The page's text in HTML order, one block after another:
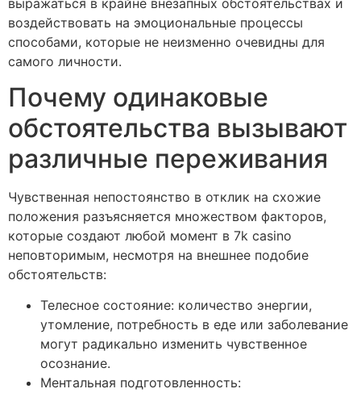
воздействовать на эмоциональные процессы
способами, которые не неизменно очевидны для
самого личности.
Почему одинаковые
обстоятельства вызывают
различные переживания
Чувственная непостоянство в отклик на схожие
положения разъясняется множеством факторов,
которые создают любой момент в 7k casino
неповторимым, несмотря на внешнее подобие
обстоятельств:
Телесное состояние: количество энергии,
утомление, потребность в еде или заболевание
могут радикально изменить чувственное
осознание.
Ментальная подготовленность: